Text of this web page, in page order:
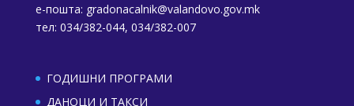
е-пошта: gradonacalnik@valandovo.gov.mk
тел: 034/382-044, 034/382-007
ГОДИШНИ ПРОГРАМИ
ДАНОЦИ И ТАКСИ